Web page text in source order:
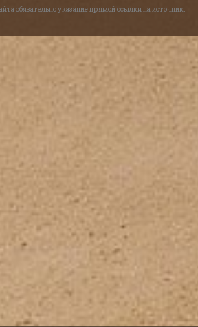
обязательно указание прямой ссылки на источник.